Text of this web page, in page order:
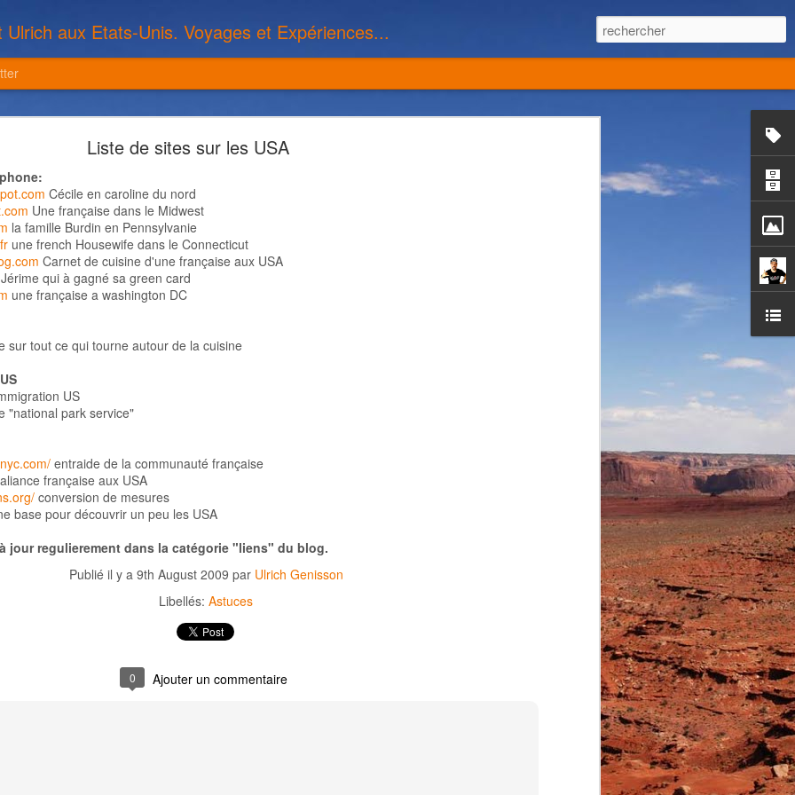
Liste de sites sur les USA
Cécile en caroline du nord
Une française dans le Midwest
la famille Burdin en Pennsylvanie
une french Housewife dans le Connecticut
Carnet de cuisine d'une française aux USA
Jérime qui à gagné sa green card
une française a washington DC
sur tout ce qui tourne autour de la cuisine
US
"national park service"
entraide de la communauté française
aliance française aux USA
conversion de mesures
base pour découvrir un peu les USA
jour regulierement dans la catégorie "liens" du blog.
Publié il y a 9th August 2009 par Ulrich Genisson
Libellés: Astuces
0 Ajouter un commentaire
Ulrich aux Etats-Unis. Voyages et Expériences...
le Maurais Live sur les périples de Nelly et Ulrich aux USA
Publié il y a5th March 2015
Libellés:Voyage 2014
2014 - Etape 16 - Colorado Springs [Colorado, USA]
voyage. Le cœur lourd, nous savons que nous vivons nos dernières heures sur le sol
longtemps…
jour à Colorado Springs au sud de Denver ou nous prendrons notre vol de retour pour la
gods porte bien son nom, c’est absolument surnaturel et majestueux ! La ville de Colorado
au pied des montagnes, avec un ciel d’un bleu surréaliste, c’est le bonheur.
après 6600 kms, 7 états traversés et des milliers d’images qui resteront gravées en